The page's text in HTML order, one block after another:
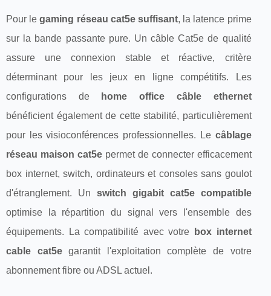
Pour legaming réseau cat5e suffisant, la latence prime
sur la bande passante pure. Un câble Cat5e de qualité
assure une connexion stable et réactive, critère
déterminant pour les jeux en ligne compétitifs. Les
configurations de
home office câble ethernet
bénéficient également de cette stabilité, particulièrement
pour les visioconférences professionnelles. Le câblage
réseau maison cat5epermet de connecter efficacement
box internet, switch, ordinateurs et consoles sans goulot
d'étranglement. Un switch gigabit cat5e compatible
optimise la répartition du signal vers l'ensemble des
équipements. La compatibilité avec votre
box internet
cable cat5egarantit l'exploitation complète de votre
abonnement fibre ou ADSL actuel.